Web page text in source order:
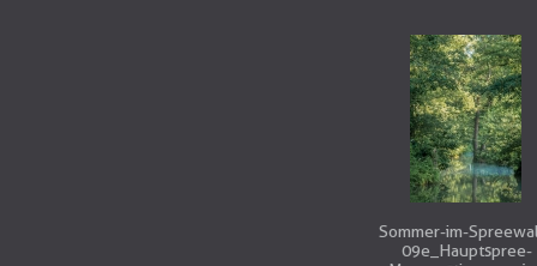
Sommer-im-
09e_Hauptspree-